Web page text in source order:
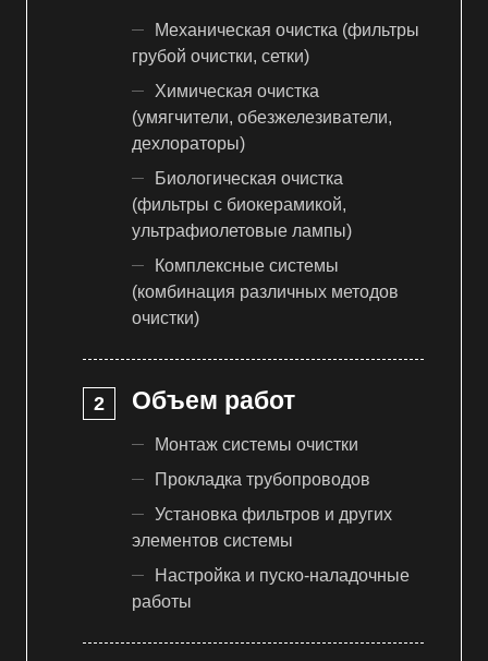
Механическая очистка (фильтры
грубой очистки, сетки)
Химическая очистка
(умягчители, обезжелезиватели,
дехлораторы)
Биологическая очистка
(фильтры с биокерамикой,
ультрафиолетовые лампы)
Комплексные системы
(комбинация различных методов
очистки)
Объем работ
Монтаж системы очистки
Прокладка трубопроводов
Установка фильтров и других
элементов системы
Настройка и пуско-наладочные
работы